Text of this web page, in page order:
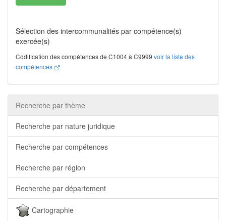
Sélection des intercommunalités par compétence(s)
exercée(s)
Codification des compétences de C1004 à C9999 voir la liste des
compétences
Recherche par thème
Recherche par nature juridique
Recherche par compétences
Recherche par région
Recherche par département
Cartographie